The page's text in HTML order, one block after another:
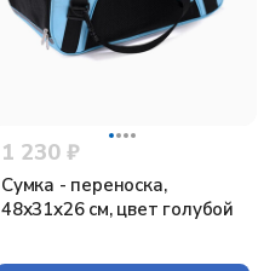
1 230 ₽
Сумка - переноска,
48х31х26 см, цвет голубой